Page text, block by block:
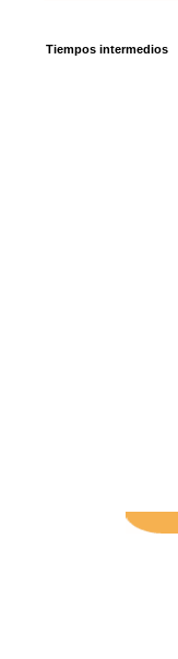
Tiempos intermedios